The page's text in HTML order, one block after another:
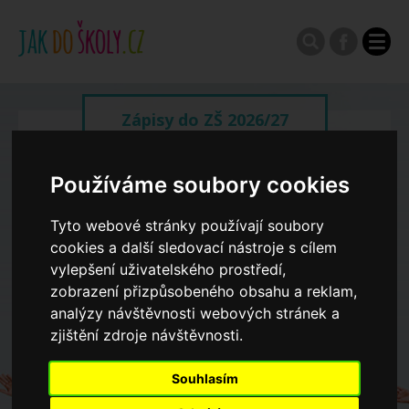
Používáme soubory cookies
Tyto webové stránky používají soubory
cookies a další sledovací nástroje s cílem
vylepšení uživatelského prostředí,
zobrazení přizpůsobeného obsahu a reklam,
analýzy návštěvnosti webových stránek a
zjištění zdroje návštěvnosti.
Souhlasím
Zápisy do ZŠ 2026/27
Výroční zprávy
Spádové oblasti ZŠ
Koncepce školství
Dny otevřených dveří ZŠ